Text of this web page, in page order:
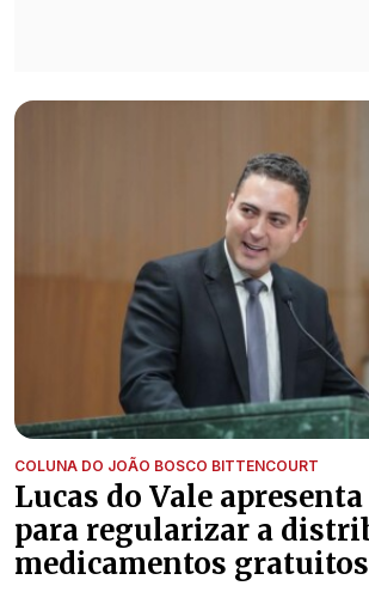
COLUNA DO JOÃO BOSCO BITTENCOURT
Lucas do Vale
para regularizar a
medicamentos gratuitos